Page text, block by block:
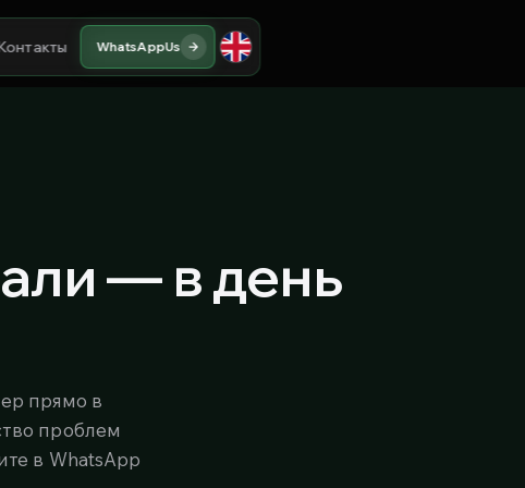
WhatsAppUs
— в день
прямо в
проблем
в WhatsApp